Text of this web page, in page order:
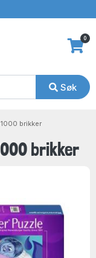
Søk
0
brikker
brikker